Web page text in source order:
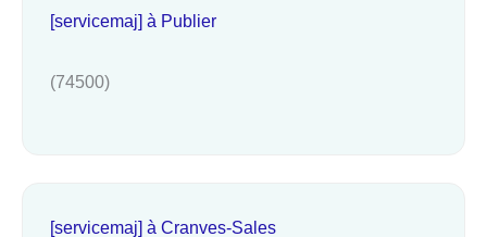
[servicemaj] à Publier
(74500)
[servicemaj] à Cranves-Sales